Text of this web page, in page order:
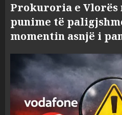
Prokuroria e Vlorës
punime të
momentin asnjë i